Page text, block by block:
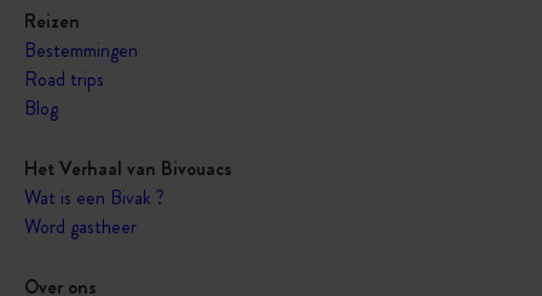
Reizen
Bestemmingen
Road trips
Blog
Het Verhaal van Bivouacs
Wat is een Bivak ?
Word gastheer
Over ons